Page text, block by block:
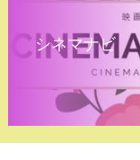
シネマナビ